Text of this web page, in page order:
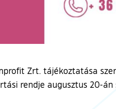
Zrt. tájékoztatása
rendje augusztus 20-